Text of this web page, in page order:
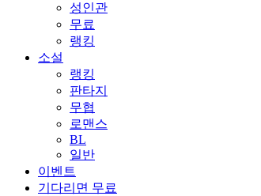
성인관
무료
랭킹
소설
랭킹
판타지
무협
로맨스
BL
일반
이벤트
기다리면 무료